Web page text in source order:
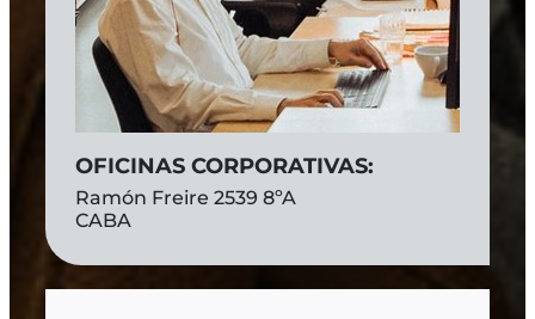
OFICINAS CORPORATIVAS:
Ramón Freire 2539 8ºA
CABA